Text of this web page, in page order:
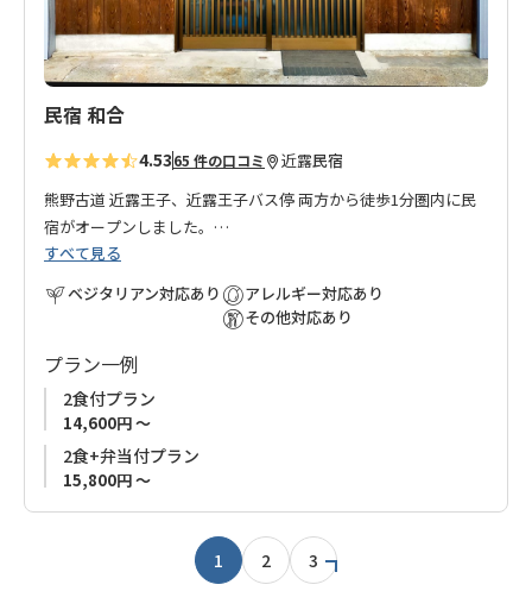
民宿 和合
4.5365 件の口コミ 近露民宿
熊野古道 近露王子、近露王子バス停 両方から徒歩1分圏内に民
宿がオープンしました。
大阪出身でカナダ、中国での生活を経験したオーナーが、訪れ
た熊野の地に魅せられ移住しスタートしたお宿です。
民宿 和合の「和合（わごう）」には宿泊いただくお客様 みなさ
まが交流を持ち親しくなる、一期一会の出会いの場となってほ
しいというオーナーの想いが込められています。
洋室、和室、ドミトリーをご用意、様々なタイプのお部屋をご
熊野古道歩きに最適な「民宿 和合」をぜひご利用ください。
すべて見る
ベジタリアン対応あり
アレルギー対応あり
その他対応あり
プラン一例
2食付プラン
14,600円 ～
2食+弁当付プラン
15,800円 ～
1 2 3